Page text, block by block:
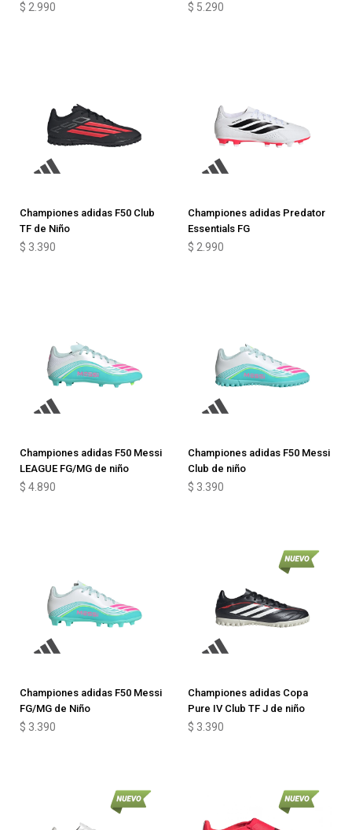
$ 2.990 $ 5.290
Championes adidas F50 Club
TF de Niño
$ 3.390
Championes adidas Predator
Essentials FG
$ 2.990
Championes adidas F50 Messi
LEAGUE FG/MG de niño
$ 4.890
Championes adidas F50 Messi
Club de niño
$ 3.390
Championes adidas F50 Messi
FG/MG de Niño
$ 3.390
Championes adidas Copa
Pure IV Club TF J de niño
$ 3.390